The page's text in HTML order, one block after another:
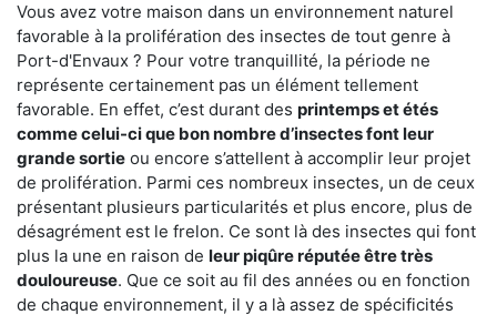
Vous avez votre maison dans un environnement naturel
favorable à la prolifération des insectes de tout genre à
Port-d'Envaux ? Pour votre tranquillité, la période ne
représente certainement pas un élément tellement
favorable. En effet, c’est durant des printemps et étés
comme celui-ci que bon nombre d’insectes font leur
grande sortie ou encore s’attellent à accomplir leur projet
de prolifération. Parmi ces nombreux insectes, un de ceux
présentant plusieurs particularités et plus encore, plus de
désagrément est le frelon. Ce sont là des insectes qui font
plus la une en raison de leur piqûre réputée être très
douloureuse. Que ce soit au fil des années ou en fonction
de chaque environnement, il y a là assez de spécificités